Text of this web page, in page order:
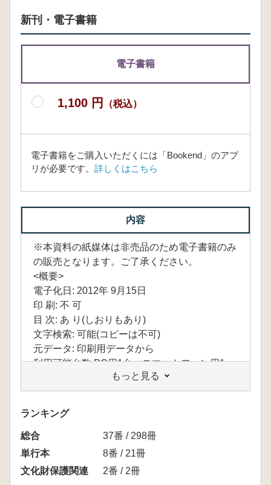
新刊・電子書籍
電子書籍
1,100 円 （税込）
電子書籍をご購入いただくには「Bookend」のアプ
リが必要です。 詳しくはこちら
内容
※本資料の紙媒体は非売品のため電子書籍のみ
の販売となります。ご了承ください。
<概要>
電子化日: 2012年 9月15日
印 刷: 不 可
目 次: あ り(しおりもあり)
文字検索: 可能(コピーは不可)
元データ: 印刷用データから
利用可能台数:PC用1台、スマートフォン用1
<目次>
黒沢 浩 博物館の博物館学的研究
第Ⅰ部 博物館学的研究
黒沢 浩 大学博物館論
里見親幸 南山大学照明実験及び博物館照明
の事例考察
アッセマ庸代 博物館の意識空間と心理的ア
もっと見る
ランキング
総合
37番 / 298冊
単行本
8番 / 21冊
文化財保護関連
2番 / 2冊